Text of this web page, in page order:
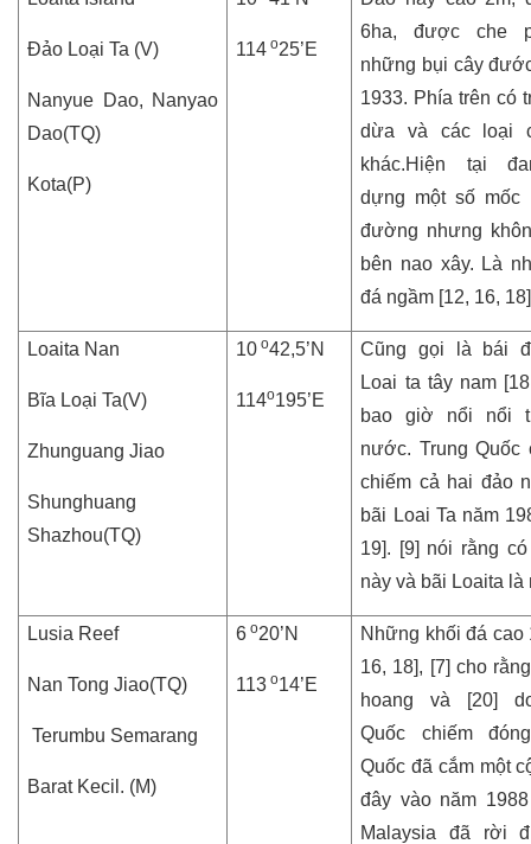
Đảo Loại Ta (V)
Nanyue Dao, Nanyao
Dao(TQ)
Kota(P)
114 o25’E
6ha, được che
những bụi cây
1933. Phía trên có
dừa và các loại
khác.Hiện tại
dựng một số mốc
đường nhưng
bên nao xây. Là
đá ngầm [12, 16,
Loaita Nan
Bĩa Loại Ta(V)
Zhunguang Jiao
Shunghuang
Shazhou(TQ)
10 o42,5’N
114o195’E
Cũng gọi là bái
Loai ta tây nam
bao giờ nổi nổi
nước. Trung Quốc
chiếm cả hai đảo
bãi Loai Ta năm
19]. [9] nói rằng
này và bãi Loaita là
Lusia Reef
Nan Tong Jiao(TQ)
Terumbu Semarang
Barat Kecil. (M)
6 o20’N
113 o14’E
Những khối đá cao
16, 18], [7] cho
hoang và [20]
Quốc chiếm
Quốc đã cắm một
đây vào năm
Malaysia đã rời